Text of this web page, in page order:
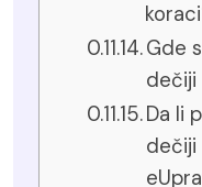
Gde
dečiji
Da li
dečiji